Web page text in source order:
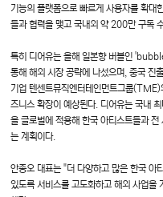
기능의 플랫폼으로 빠르게 사용자를 확
들과 협력을 맺고 국내외 약 200만 구독
특히 디어유는 올해 일본향 버블인
통해 해외 시장 공략에 나섰으며, 중국 진
기업 텐센트뮤직엔터테인먼트그룹(TME)
즈니스 확장이 예상된다. 디어유는 국내
을 글로벌에 적용해 한국 아티스트들과
는 계획이다.
안종오 대표는 "더 다양하고 많은 한국 아
있도록 서비스를 고도화하고 해외 사업을